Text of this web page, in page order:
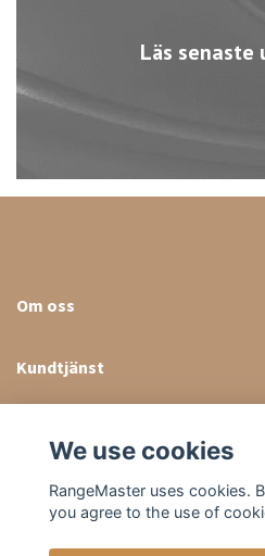
Läs senaste
Om oss
Kundtjänst
We use cookies
RangeMaster uses cookies.
you agree to the use of